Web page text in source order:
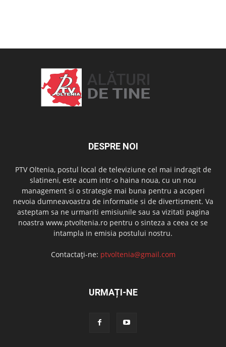
DESPRE NOI
PTV Oltenia, postul local de televiziune cel mai indragit de
slatineni, este acum intr-o haina noua, cu un nou
management si o strategie mai buna pentru a acoperi
nevoia dumneavoastra de informatie si de divertisment. Va
asteptam sa ne urmariti emisiunile sau sa vizitati pagina
noastra www.ptvoltenia.ro pentru o sinteza a ceea ce se
intampla in emisia postului nostru.
Contactați-ne: ptvoltenia@gmail.com
URMAȚI-NE